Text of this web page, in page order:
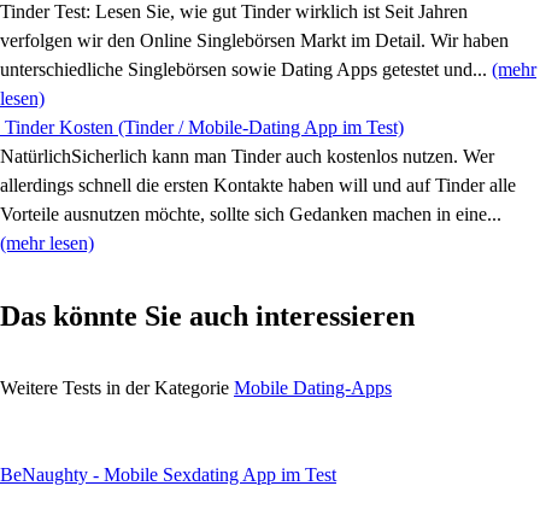
Tinder Test: Lesen Sie, wie gut Tinder wirklich ist Seit Jahren
verfolgen wir den Online Singlebörsen Markt im Detail. Wir haben
unterschiedliche Singlebörsen sowie Dating Apps getestet und... (mehr
lesen)
Tinder Kosten (Tinder / Mobile-Dating App im Test)
NatürlichSicherlich kann man Tinder auch kostenlos nutzen. Wer
allerdings schnell die ersten Kontakte haben will und auf Tinder alle
Vorteile ausnutzen möchte, sollte sich Gedanken machen in eine...
(mehr lesen)
Das könnte Sie auch interessieren
Weitere Tests in der Kategorie Mobile Dating-Apps
BeNaughty - Mobile Sexdating App im Test